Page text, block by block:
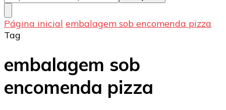
Página inicial embalagem sob encomenda pizza
Tag
embalagem sob
encomenda pizza